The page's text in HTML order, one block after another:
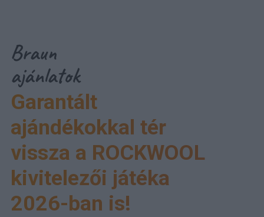
Braun
ajánlatok
Garantált
ajándékokkal tér
vissza a ROCKWOOL
kivitelezői játéka
2026-ban is!